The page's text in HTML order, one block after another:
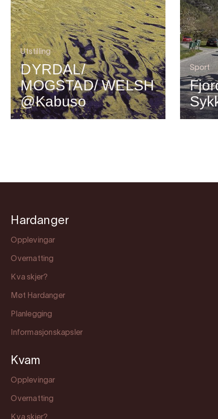
Utstilling
DYRDAL/
MOGSTAD/ WELSH
@Kabuso
Sport
Hardanger
Opplevingar
Overnatting
Kva skjer?
Møt Hardanger
Planlegging
Informasjonskapsler
Kvam
Opplevingar
Overnatting